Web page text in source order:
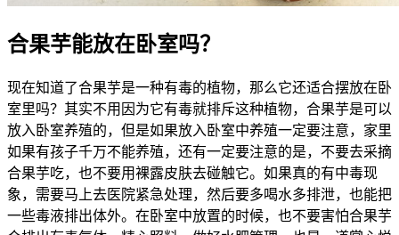
合果芋能放在卧室吗？
现在知道了合果芋是一种有毒的植物，那么它还适合摆放在卧
室里吗？其实不用因为它有毒就排斥这种植物，合果芋是可以
放入卧室养殖的，但是如果放入卧室中养殖一定要注意，家里
如果有孩子千万不能养殖，还有一定要注意的是，不要去采摘
合果芋吃，也不要用裸露皮肤去碰触它。如果真的有中毒现
象，需要马上去医院紧急处理，然后要多喝水多排泄，也能把
一些毒液排出体外。在卧室中放置的时候，也不要害怕合果芋